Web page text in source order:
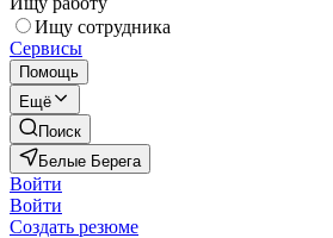
Ищу сотрудника
Сервисы
Помощь
Ещё
Поиск
Белые Берега
Войти
Войти
Создать резюме